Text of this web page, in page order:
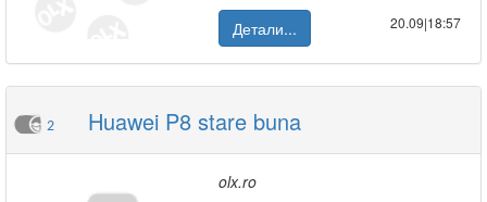
Детали...
20.09|18:57
2 Huawei P8 stare buna
olx.ro